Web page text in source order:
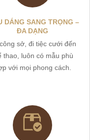
DÁNG SANG TRỌNG –
ĐA DẠNG
sở, đi tiệc cưới đến
thao, luôn có mẫu phù
với mọi phong cách.